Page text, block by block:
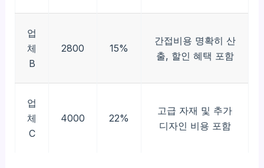
업
체
B
2800 15%
간접비용 명확히 산
출, 할인 혜택 포함
업
체
C
4000 22%
고급 자재 및 추가
디자인 비용 포함